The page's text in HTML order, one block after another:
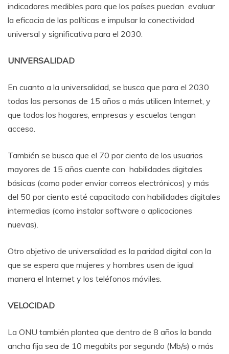
indicadores medibles para que los países puedan evaluar
la eficacia de las políticas e impulsar la conectividad
universal y significativa para el 2030.
UNIVERSALIDAD
En cuanto a la universalidad, se busca que para el 2030
todas las personas de 15 años o más utilicen Internet, y
que todos los hogares, empresas y escuelas tengan
acceso.
También se busca que el 70 por ciento de los usuarios
mayores de 15 años cuente con habilidades digitales
básicas (como poder enviar correos electrónicos) y más
del 50 por ciento esté capacitado con habilidades digitales
intermedias (como instalar software o aplicaciones
nuevas).
Otro objetivo de universalidad es la paridad digital con la
que se espera que mujeres y hombres usen de igual
manera el Internet y los teléfonos móviles.
VELOCIDAD
La ONU también plantea que dentro de 8 años la banda
ancha fija sea de 10 megabits por segundo (Mb/s) o más